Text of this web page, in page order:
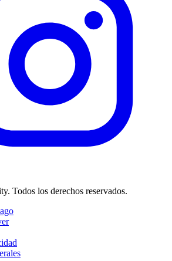
Todos los derechos reservados.